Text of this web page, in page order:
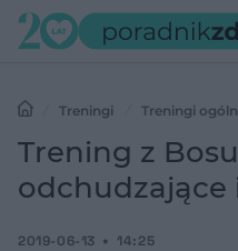
Treningi Treningi
ćwiczenia odchudzające i
Trening z
odchudzające
2019-06-13 14:25